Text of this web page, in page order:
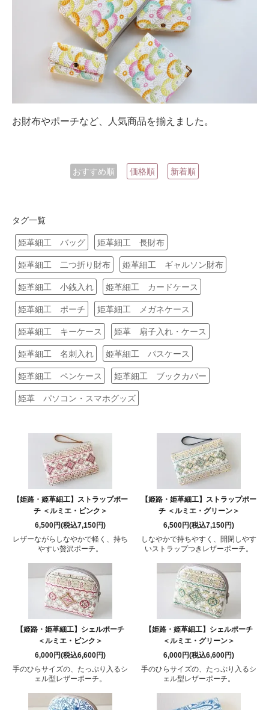
お財布やポーチなど、人気商品を揃えました。
おすすめ順 価格順 新着順
タグ一覧
姫革細工 バッグ 姫革細工 長財布
姫革細工 二つ折り財布 姫革細工 ギャルソン財布
姫革細工 小銭入れ 姫革細工 カードケース
姫革細工 ポーチ 姫革細工 メガネケース
姫革細工 キーケース 姫革 扇子入れ・ケース
姫革細工 名刺入れ 姫革細工 パスケース
姫革細工 ペンケース 姫革細工 ブックカバー
姫革 パソコン・スマホグッズ
【姫路・姫革細工】ストラップポー
チ ＜ルミエ・ピンク＞
6,500円(税込7,150円)
レザーながらしなやかで軽く、持ち
やすい贅沢ポーチ。
【姫路・姫革細工】ストラップポー
チ ＜ルミエ・グリーン＞
6,500円(税込7,150円)
しなやかで持ちやすく、開閉しやす
いストラップつきレザーポーチ。
【姫路・姫革細工】シェルポーチ
＜ルミエ・ピンク＞
6,000円(税込6,600円)
手のひらサイズの、たっぷり入るシ
ェル型レザーポーチ。
【姫路・姫革細工】シェルポーチ
＜ルミエ・グリーン＞
6,000円(税込6,600円)
手のひらサイズの、たっぷり入るシ
ェル型レザーポーチ。